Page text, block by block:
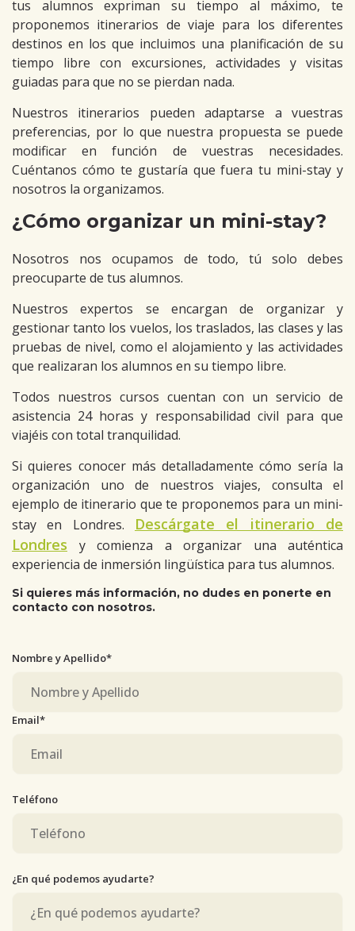
tus alumnos expriman su tiempo al máximo, te
proponemos itinerarios de viaje para los diferentes
destinos en los que incluimos una planificación de su
tiempo libre con excursiones, actividades y visitas
guiadas para que no se pierdan nada.
Nuestros itinerarios pueden adaptarse a vuestras
preferencias, por lo que nuestra propuesta se puede
modificar en función de vuestras necesidades.
Cuéntanos cómo te gustaría que fuera tu mini-stay y
nosotros la organizamos.
¿Cómo organizar un mini-stay?
Nosotros nos ocupamos de todo, tú solo debes
preocuparte de tus alumnos.
Nuestros expertos se encargan de organizar y
gestionar tanto los vuelos, los traslados, las clases y las
pruebas de nivel, como el alojamiento y las actividades
que realizaran los alumnos en su tiempo libre.
Todos nuestros cursos cuentan con un servicio de
asistencia 24 horas y responsabilidad civil para que
viajéis con total tranquilidad.
Si quieres conocer más detalladamente cómo sería la
organización uno de nuestros viajes, consulta el
ejemplo de itinerario que te proponemos para un mini-
stay en Londres. Descárgate el itinerario de
Londres y comienza a organizar una auténtica
experiencia de inmersión lingüística para tus alumnos.
Si quieres más información, no dudes en ponerte en
contacto con nosotros.
Nombre y Apellido*
Email*
Teléfono
¿En qué podemos ayudarte?